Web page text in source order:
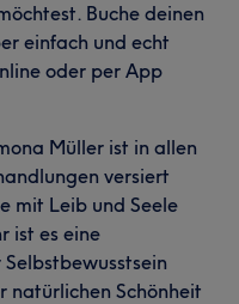
Buche deinen
einfach und echt
oder per App
Müller ist in allen
versiert
mit Leib und Seele
ist es eine
natürlichen Schönheit